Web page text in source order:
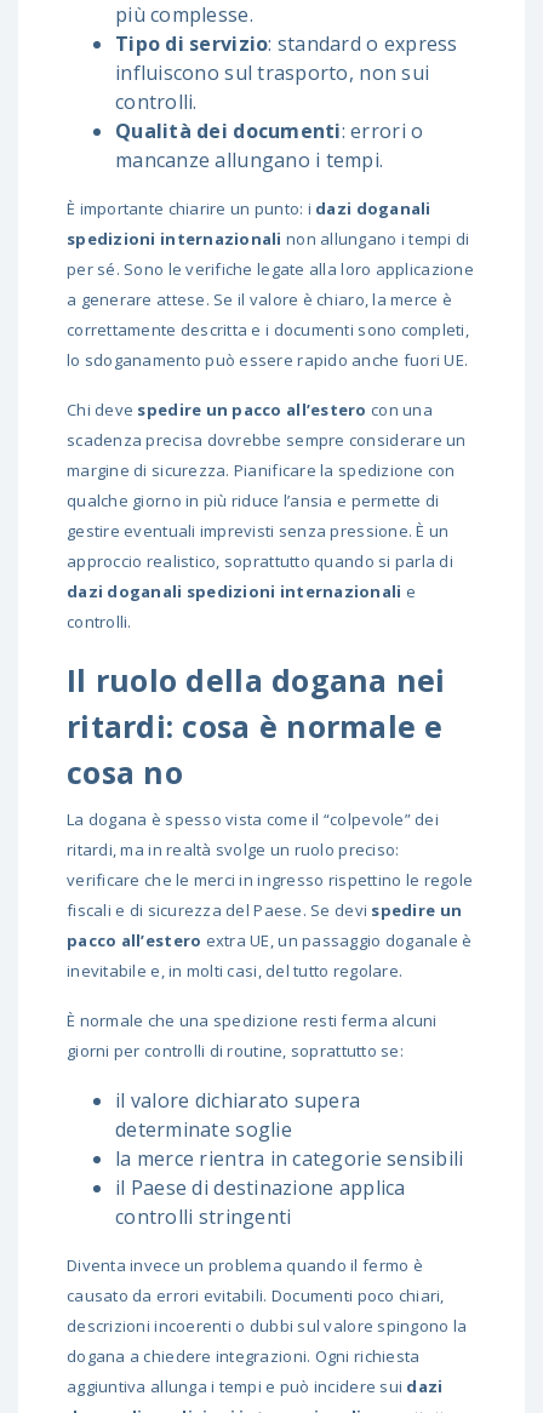
più complesse.
Tipo di servizio: standard o express
influiscono sul trasporto, non sui
controlli.
Qualità dei documenti: errori o
mancanze allungano i tempi.
È importante chiarire un punto: i dazi doganali
spedizioni internazionali non allungano i tempi di
per sé. Sono le verifiche legate alla loro applicazione
a generare attese. Se il valore è chiaro, la merce è
correttamente descritta e i documenti sono completi,
lo sdoganamento può essere rapido anche fuori UE.
Chi deve spedire un pacco all’estero con una
scadenza precisa dovrebbe sempre considerare un
margine di sicurezza. Pianificare la spedizione con
qualche giorno in più riduce l’ansia e permette di
gestire eventuali imprevisti senza pressione. È un
approccio realistico, soprattutto quando si parla di
dazi doganali spedizioni internazionali e
controlli.
Il ruolo della dogana nei
ritardi: cosa è normale e
cosa no
La dogana è spesso vista come il “colpevole” dei
ritardi, ma in realtà svolge un ruolo preciso:
verificare che le merci in ingresso rispettino le regole
fiscali e di sicurezza del Paese. Se devi spedire un
pacco all’estero extra UE, un passaggio doganale è
inevitabile e, in molti casi, del tutto regolare.
È normale che una spedizione resti ferma alcuni
giorni per controlli di routine, soprattutto se:
il valore dichiarato supera
determinate soglie
la merce rientra in categorie sensibili
il Paese di destinazione applica
controlli stringenti
Diventa invece un problema quando il fermo è
causato da errori evitabili. Documenti poco chiari,
descrizioni incoerenti o dubbi sul valore spingono la
dogana a chiedere integrazioni. Ogni richiesta
aggiuntiva allunga i tempi e può incidere sui dazi